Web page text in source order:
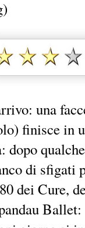
una
finisce in
dopo
di sfigati
dei Cure,